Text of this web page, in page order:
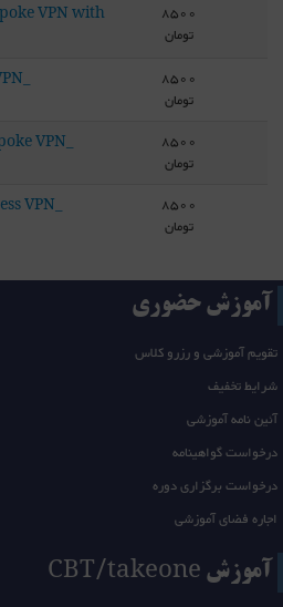
VPN with
8500
تومان
8500
تومان
VPN_
8500
تومان
VPN_
8500
تومان
آموزش حضوری
تقویم آموزشی و رزرو کلاس
شرایط تخفیف
آئین نامه آموزشی
درخواست گواهینامه
درخواست برگزاری دوره
اجاره فضای آموزشی
آموزش CBT/takeone